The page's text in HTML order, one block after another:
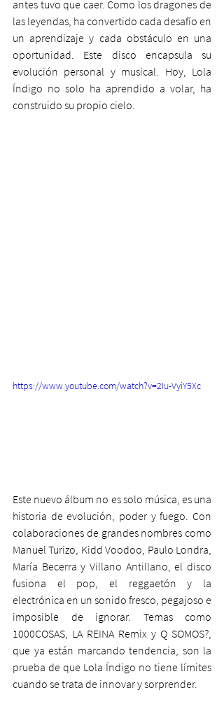
antes tuvo que caer. Como los dragones de
las leyendas, ha convertido cada desafío en
un aprendizaje y cada obstáculo en una
oportunidad. Este disco encapsula su
evolución personal y musical. Hoy, Lola
Índigo no solo ha aprendido a volar, ha
construido su propio cielo.
https://www.youtube.com/watch?v=2Iu-VyiY5Xc
Este nuevo álbum no es solo música, es una
historia de evolución, poder y fuego. Con
colaboraciones de grandes nombres como
Manuel Turizo, Kidd Voodoo, Paulo Londra,
María Becerra y Villano Antillano, el disco
fusiona el pop, el reggaetón y la
electrónica en un sonido fresco, pegajoso e
imposible de ignorar. Temas como
1000COSAS, LA REINA Remix y Q SOMOS?,
que ya están marcando tendencia, son la
prueba de que Lola Índigo no tiene límites
cuando se trata de innovar y sorprender.